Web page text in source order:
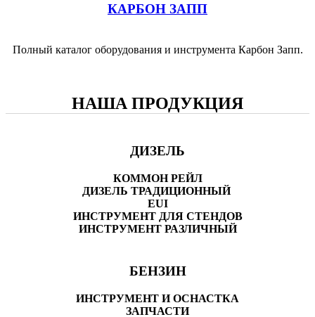
КАРБОН ЗАПП
Полный каталог оборудования и инструмента Карбон Запп.
НАША ПРОДУКЦИЯ
ДИЗЕЛЬ
КОММОН РЕЙЛ
ДИЗЕЛЬ ТРАДИЦИОННЫЙ
EUI
ИНСТРУМЕНТ ДЛЯ СТЕНДОВ
ИНСТРУМЕНТ РАЗЛИЧНЫЙ
БЕНЗИН
ИНСТРУМЕНТ И ОСНАСТКА
ЗАПЧАСТИ